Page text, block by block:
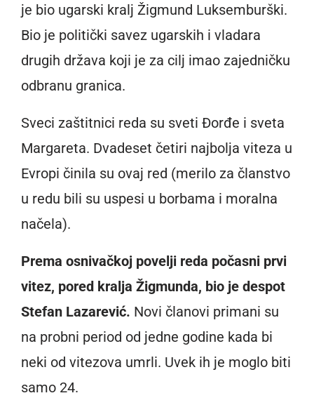
je bio ugarski kralj Žigmund Luksemburški.
Bio je politički savez ugarskih i vladara
drugih država koji je za cilj imao zajedničku
odbranu granica.
Sveci zaštitnici reda su sveti Đorđe i sveta
Margareta. Dvadeset četiri najbolja viteza u
Evropi činila su ovaj red (merilo za članstvo
u redu bili su uspesi u borbama i moralna
načela).
Prema osnivačkoj povelji reda počasni prvi
vitez, pored kralja Žigmunda, bio je despot
Stefan Lazarević. Novi članovi primani su
na probni period od jedne godine kada bi
neki od vitezova umrli. Uvek ih je moglo biti
samo 24.